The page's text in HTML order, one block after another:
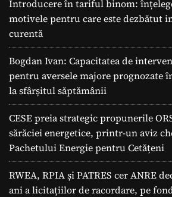
Introducere în tariful binom:
motivele pentru care este dezbătut
curentă
Bogdan Ivan: Capacitatea de
pentru aversele majore prognozate
la sfârșitul săptămânii
CESE preia strategic propunerile
sărăciei energetice, printr-un aviz
Pachetului Energie pentru Cetățeni
RWEA, RPIA și PATRES cer ANRE
ani a licitațiilor de racordare, pe